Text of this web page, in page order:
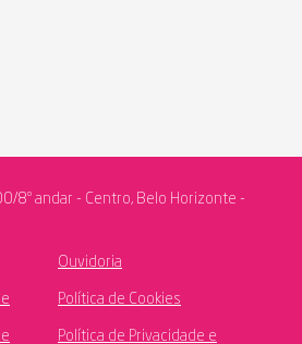
8º andar - Centro, Belo Horizonte -
Ouvidoria
Política de Cookies
Política de Privacidade e